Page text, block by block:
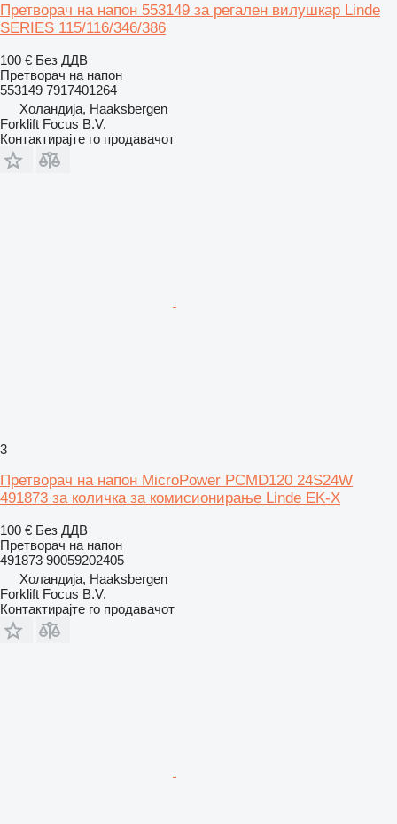
Претворач на напон 553149 за регален вилушкар Linde
SERIES 115/116/346/386
100 € Без ДДВ
Претворач на напон
553149 7917401264
Холандија, Haaksbergen
Forklift Focus B.V.
Контактирајте го продавачот
3
Претворач на напон MicroPower PCMD120 24S24W
491873 за количка за комисионирање Linde EK-X
100 € Без ДДВ
Претворач на напон
491873 90059202405
Холандија, Haaksbergen
Forklift Focus B.V.
Контактирајте го продавачот